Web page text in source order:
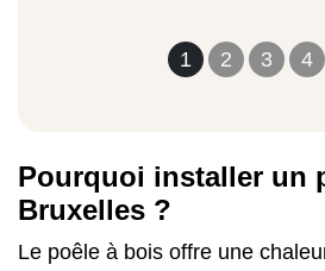
1 2 3 4
Pourquoi installer un
Bruxelles ?
Le poêle à bois offre une